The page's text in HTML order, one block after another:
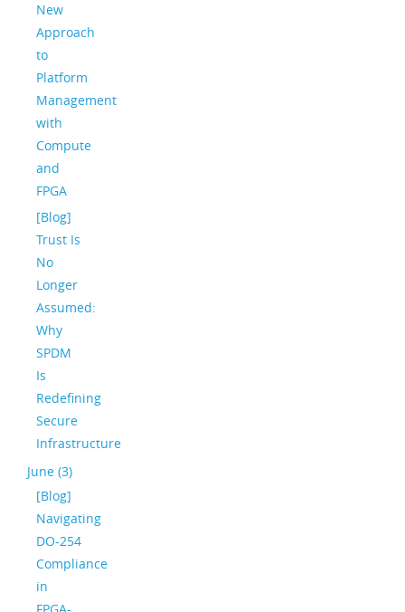
New
Approach
to
Platform
Management
with
Compute
and
FPGA
[Blog]
Trust Is
No
Longer
Assumed:
Why
SPDM
Is
Redefining
Secure
Infrastructure
June (3)
[Blog]
Navigating
DO-254
Compliance
in